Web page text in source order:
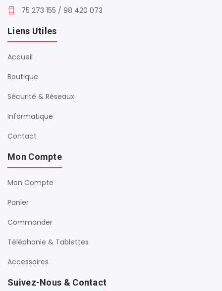
75 273 155 / 98 420 073
Liens Utiles
Accueil
Boutique
Sécurité & Réseaux
Informatique
Contact
Mon Compte
Mon Compte
Panier
Commander
Téléphonie & Tablettes
Accessoires
Suivez-Nous & Contact